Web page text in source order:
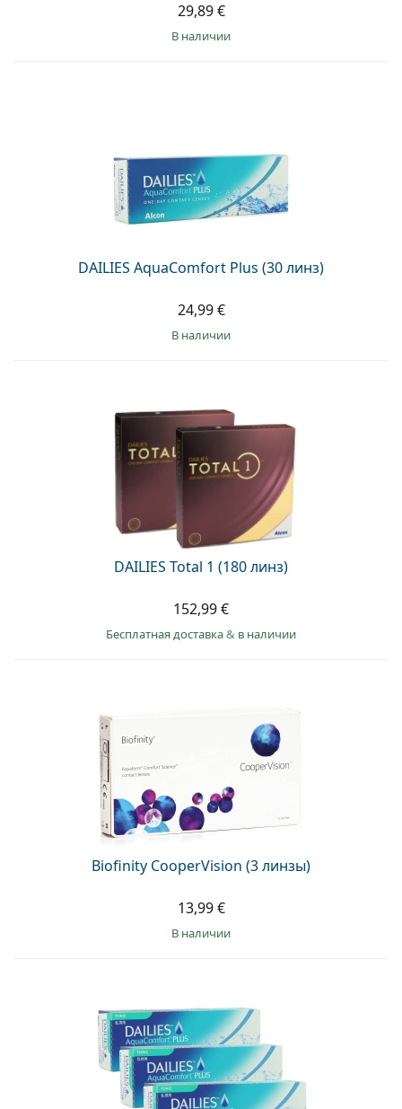
29,89 €
в наличии
DAILIES AquaComfort Plus (30 линз)
24,99 €
в наличии
DAILIES Total 1 (180 линз)
152,99 €
Бесплатная доставка& в наличии
Biofinity CooperVision (3 линзы)
13,99 €
в наличии